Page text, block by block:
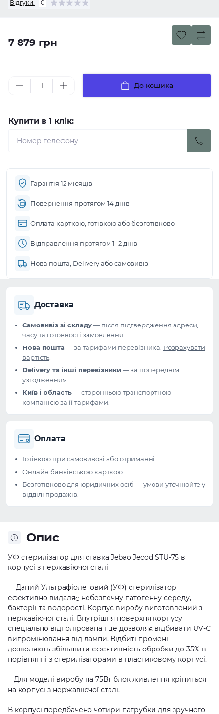
Відгуки: 0
7 879 грн
До кошика
Купити в 1 клік:
Гарантія 12 місяців
Повернення протягом 14 днів
Оплата карткою, готівкою або безготівково
Відправлення протягом 1–2 днів
Нова пошта, Delivery або самовивіз
Доставка
Самовивіз зі складу— після підтвердження адреси,
часу та готовності замовлення.
Нова пошта — за тарифами перевізника. Розрахувати
вартість
Delivery та інші перевізники— за попереднім
узгодженням.
Київ і область— сторонньою транспортною
компанією за її тарифами.
Оплата
Готівкою при самовивозі або отриманні.
Онлайн банківською карткою.
Безготівково для юридичних осіб — умови уточнюйте у
відділі продажів.
Опис
УФ стерилізатор для ставка Jebao Jecod STU-75 в
корпусі з нержавіючої сталі
Даний Ультрафіолетовий (УФ) стерилізатор
ефективно видаляє небезпечну патогенну середу,
бактерії та водорості. Корпус виробу виготовлений з
нержавіючої сталі. Внутрішня поверхня корпусу
спеціально відполірована і це дозволяє відбивати UV-C
випромінювання від лампи. Відбиті промені
дозволяють збільшити ефективність обробки до 35% в
порівнянні з стерилізаторами в пластиковому корпусі.
Для моделі виробу на 75Вт блок живлення кріпиться
на корпусі з нержавіючої сталі.
В корпусі передбачено чотири патрубки для зручного